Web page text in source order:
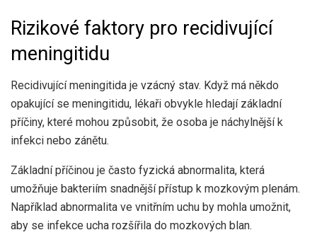
Rizikové faktory pro recidivující
meningitidu
Recidivující meningitida je vzácný stav. Když má někdo
opakující se meningitidu, lékaři obvykle hledají základní
příčiny, které mohou způsobit, že osoba je náchylnější k
infekci nebo zánětu.
Základní příčinou je často fyzická abnormalita, která
umožňuje bakteriím snadnější přístup k mozkovým plenám.
Například abnormalita ve vnitřním uchu by mohla umožnit,
aby se infekce ucha rozšířila do mozkových blan.